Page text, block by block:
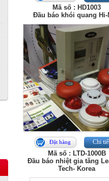
Mã số : HD1003
Đầu báo khói quang Hi-
Đặt hàng Chi
Mã số : LTD-1000B
Đầu báo nhiệt gia tăng
Tech- Korea